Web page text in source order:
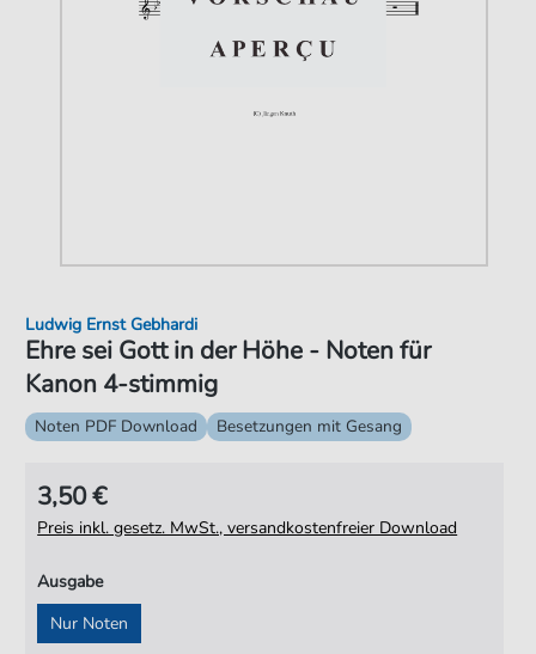
Ehre sei Gott in der Höhe - Noten für
Kanon 4-stimmig
Ludwig Ernst Gebhardi
Noten PDF Download Besetzungen mit Gesang
3,50 €
Preis inkl. gesetz. MwSt., versandkostenfreier Download
Ausgabe
Nur Noten